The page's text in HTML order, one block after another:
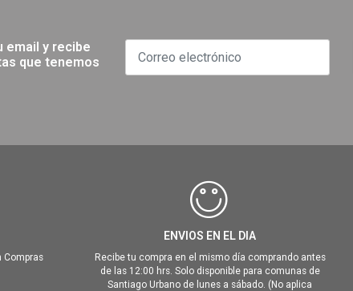
email y recibe
que tenemos
Compras
ENVIOS EN EL DIA
Recibe tu compra en el mismo día comprando antes
de las 12:00 hrs. Solo disponible para comunas de
Santiago Urbano de lunes a sábado. (No aplica